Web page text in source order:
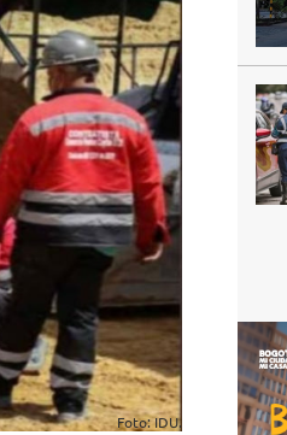
Foto: IDU.